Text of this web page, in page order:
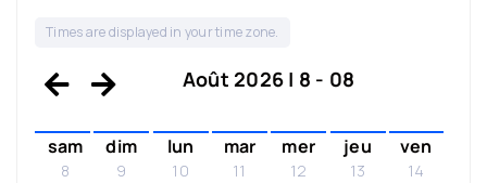
Times are displayed in your time zone.
Août 2026 | 8 - 08
sam
8
dim
9
lun
10
mar
11
mer
12
jeu
13
ven
14